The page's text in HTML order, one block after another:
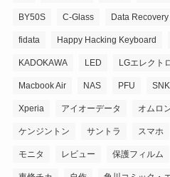
BY50S C-Glass Data
fidata Happy Hacking Keyboard
KADOKAWA LED LGエレクト
Macbook Air NAS PFU SNK
Xperia アイオーデータ オムロ
ケンジントン サントラ スマホ
モニタ レビュー 保護フィルム